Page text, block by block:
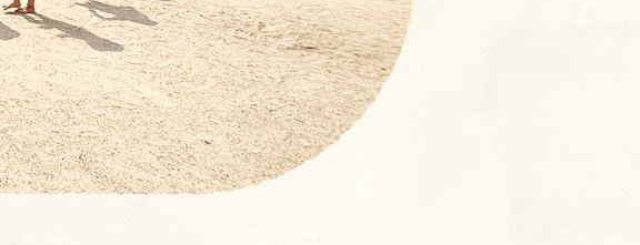
バレエ教室
空手教室
書道教室
ロボット教室
【NEW！】募集要項：新卒採
用 (2027年度)・中途採用(随
時)の流れ
奨学⾦返済⽀援制度とは
よくあるご質問